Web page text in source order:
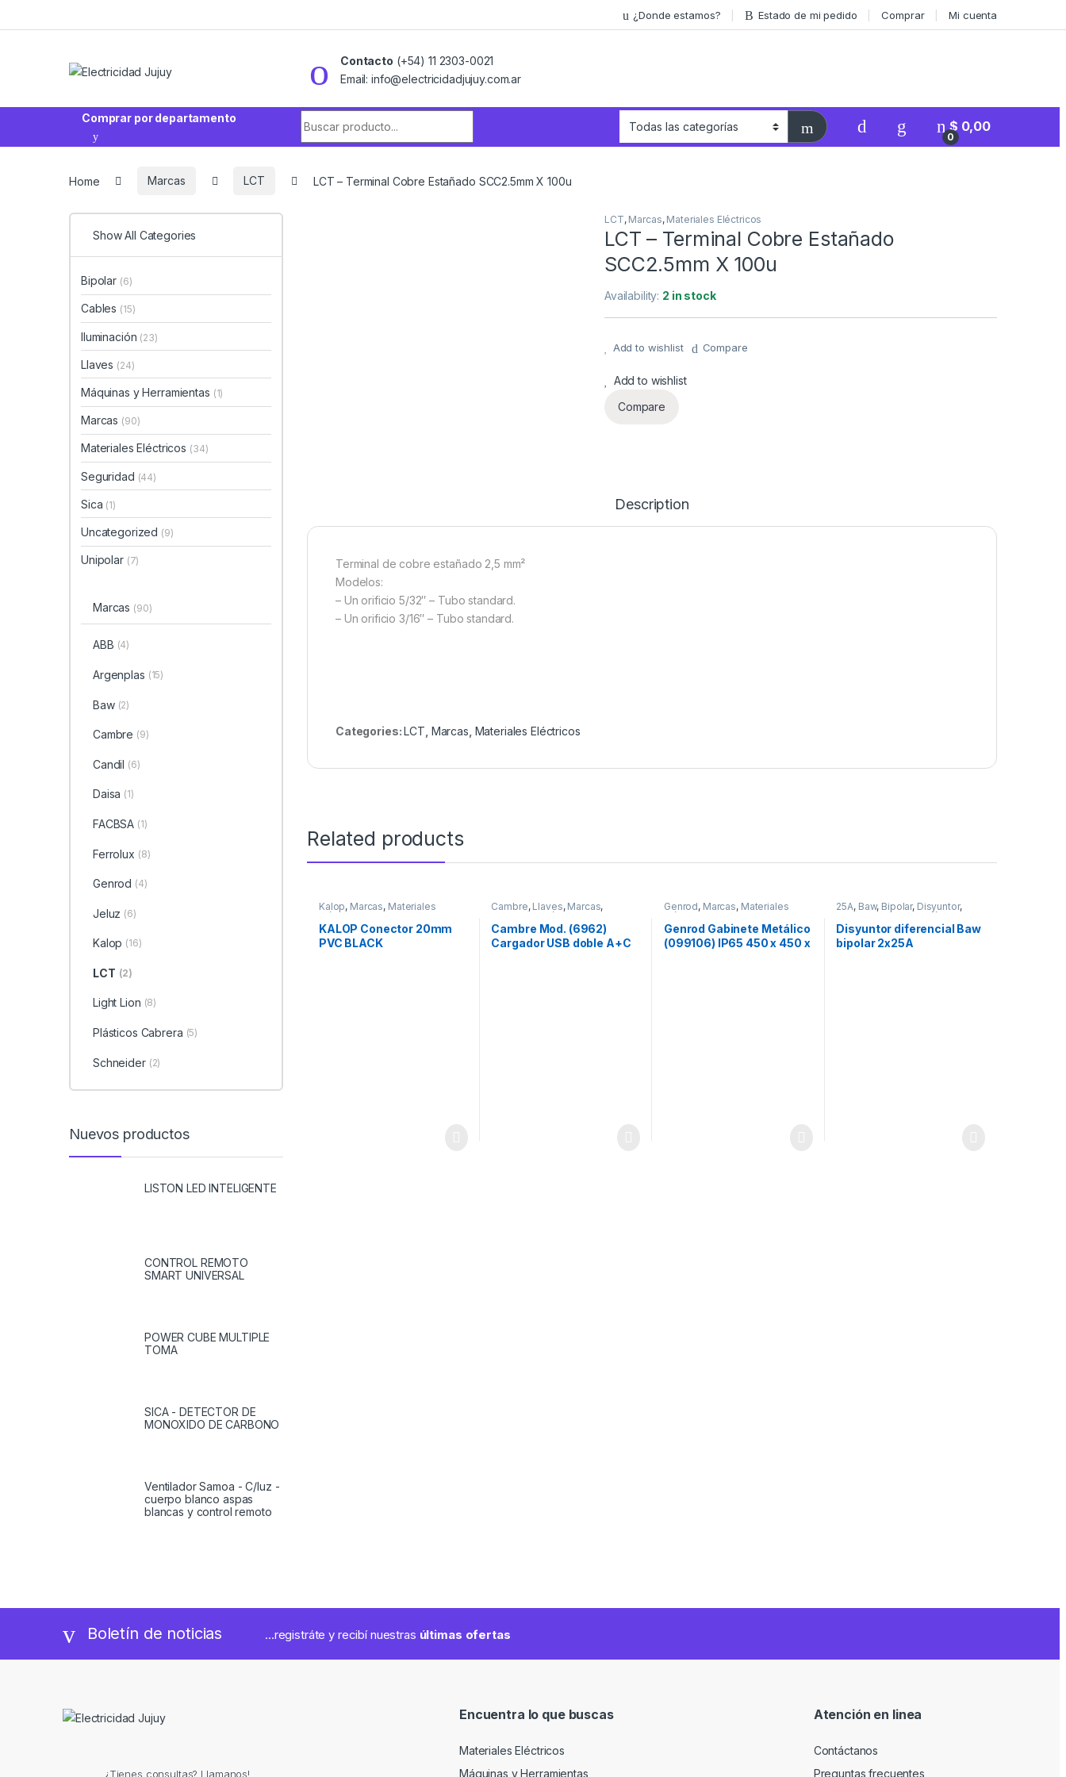
¿Donde estamos? Estado de mi pedido Comprar Mi cuenta
Contacto (+54) 11 2303-0021
Email: info@electricidadjujuy.com.ar
Comprar por departamento
0
$ 0,00
Home Marcas LCT LCT – Terminal Cobre Estañado SCC2.5mm X 100u
LCT, Marcas, Materiales Eléctricos
LCT – Terminal Cobre Estañado
SCC2.5mm X 100u
Availability: 2 in stock
Add to wishlist Compare
Add to wishlist
Compare
Description
Terminal de cobre estañado 2,5 mm²
Modelos:
– Un orificio 5/32″ – Tubo standard.
– Un orificio 3/16″ – Tubo standard.
Categories: LCT, Marcas, Materiales Eléctricos
Related products
Kalop, Marcas, Materiales
Eléctricos
KALOP Conector 20mm
PVC BLACK
Cambre, Llaves, Marcas,
Materiales Eléctricos
Cambre Mod. (6962)
Cargador USB doble A+C
Genrod, Marcas, Materiales
Eléctricos
y Gabinetes
Genrod Gabinete Metálico
(099106) IP65 450 x 450 x
25A, Baw, Bipolar, Disyuntor,
Materiales Eléctricos
Disyuntor diferencial Baw
bipolar 2x25A
Show All Categories
Bipolar (6)
Cables (15)
Iluminación (23)
Llaves (24)
Máquinas y Herramientas (1)
Marcas (90)
Materiales Eléctricos (34)
Seguridad (44)
Sica (1)
Uncategorized (9)
Unipolar (7)
Marcas (90)
ABB (4)
Argenplas (15)
Baw (2)
Cambre (9)
Candil (6)
Daisa (1)
FACBSA (1)
Ferrolux (8)
Genrod (4)
Jeluz (6)
Kalop (16)
LCT (2)
Light Lion (8)
Plásticos Cabrera (5)
Schneider (2)
Nuevos productos
LISTON LED INTELIGENTE
CONTROL REMOTO
SMART UNIVERSAL
POWER CUBE MULTIPLE
TOMA
SICA - DETECTOR DE
MONOXIDO DE CARBONO
Ventilador Samoa - C/luz -
cuerpo blanco aspas
blancas y control remoto
Boletín de noticias ...registráte y recibí nuestras últimas ofertas
¿Tienes consultas? Llamanos!
Encuentra lo que buscas
Materiales Eléctricos
Máquinas y Herramientas
Atención en linea
Contáctanos
Preguntas frecuentes